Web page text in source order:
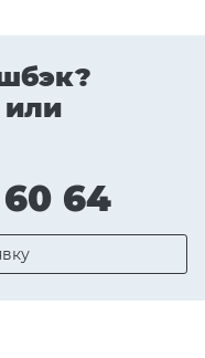
или
64